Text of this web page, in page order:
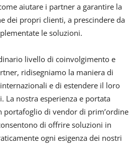
aiutare i partner a garantire la
dei propri clienti, a prescindere da
le soluzioni.
livello di coinvolgimento e
ridisegniamo la maniera di
e di estendere il loro
La nostra esperienza e portata
portafoglio di vendor di prim’ordine
di offrire soluzioni in
ogni esigenza dei nostri